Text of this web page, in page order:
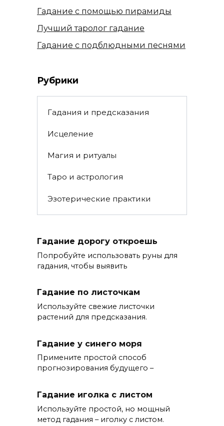
Гадание с помощью пирамиды
Лучший таролог гадание
Гадание с подблюдными песнями
Рубрики
Гадания и предсказания
Исцеление
Магия и ритуалы
Таро и астрология
Эзотерические практики
Гадание дорогу откроешь
Попробуйте использовать руны для
гадания, чтобы выявить
Гадание по листочкам
Используйте свежие листочки
растений для предсказания.
Гадание у синего моря
Примените простой способ
прогнозирования будущего –
Гадание иголка с листом
Используйте простой, но мощный
метод гадания – иголку с листом.